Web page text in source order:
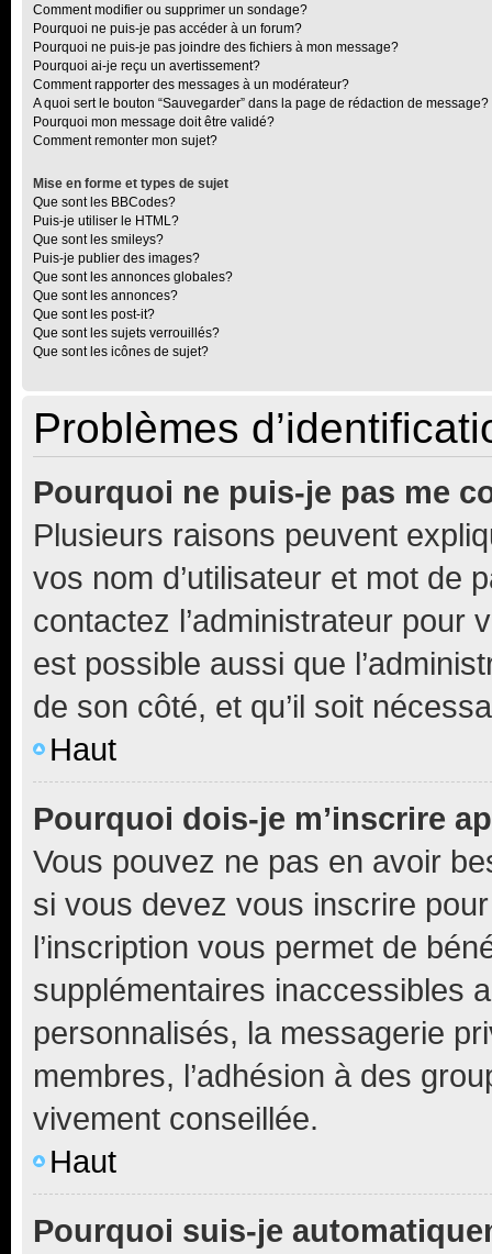
Comment modifier ou supprimer un sondage?
Pourquoi ne puis-je pas accéder à un forum?
Pourquoi ne puis-je pas joindre des fichiers à mon message?
Pourquoi ai-je reçu un avertissement?
Comment rapporter des messages à un modérateur?
A quoi sert le bouton “Sauvegarder” dans la page de rédaction de message?
Pourquoi mon message doit être validé?
Comment remonter mon sujet?
Mise en forme et types de sujet
Que sont les BBCodes?
Puis-je utiliser le HTML?
Que sont les smileys?
Puis-je publier des images?
Que sont les annonces globales?
Que sont les annonces?
Que sont les post-it?
Que sont les sujets verrouillés?
Que sont les icônes de sujet?
Problèmes
Pourquoi ne puis-je pas me
Plusieurs raisons peuvent
vos nom d’utilisateur et mot de
contactez l’administrateur pour
est possible aussi que
de son côté, et qu’il soit
Haut
Pourquoi dois-je m’inscrire
Vous pouvez ne pas en avoir
si vous devez vous inscrire
l’inscription vous permet de
supplémentaires inaccessibles
personnalisés, la messagerie
membres, l’adhésion à des
vivement conseillée.
Haut
Pourquoi suis-je